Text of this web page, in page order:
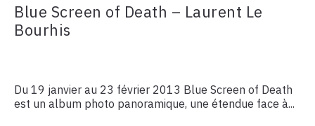
Blue Screen of Death – Laurent Le
Bourhis
Du 19 janvier au 23 février 2013 Blue Screen of Death
est un album photo panoramique, une étendue face à...